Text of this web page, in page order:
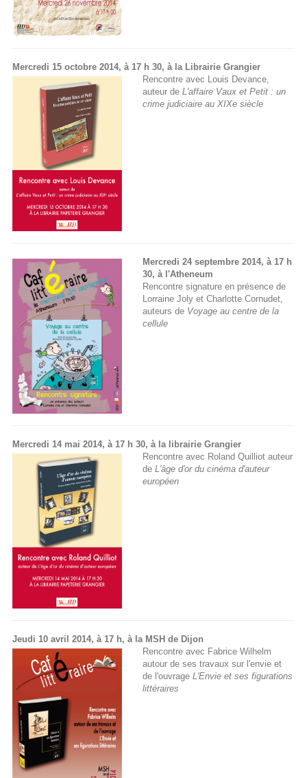
Mercredi 15 octobre 2014, à 17 h 30, à la Librairie Grangier
Rencontre avec Louis Devance,
auteur de L'affaire Vaux et Petit : un
crime judiciaire au XIXe siècle
Mercredi 24 septembre 2014, à 17 h
30, à l'Atheneum
Rencontre signature en présence de
Lorraine Joly et Charlotte Cornudet,
auteurs de Voyage au centre de la
cellule
Mercredi 14 mai 2014, à 17 h 30, à la librairie Grangier
Rencontre avec Roland Quilliot auteur
de L'âge d'or du cinéma d'auteur
européen
Jeudi 10 avril 2014, à 17 h, à la MSH de Dijon
Rencontre avec Fabrice Wilhelm
autour de ses travaux sur l'envie et
de l'ouvrage L'Envie et ses figurations
littéraires